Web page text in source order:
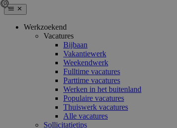
Werkzoekend
Vacatures
Bijbaan
Vakantiewerk
Weekendwerk
Fulltime vacatures
Parttime vacatures
Werken in het buitenland
Populaire vacatures
Thuiswerk vacatures
Alle vacatures
Sollicitatietips